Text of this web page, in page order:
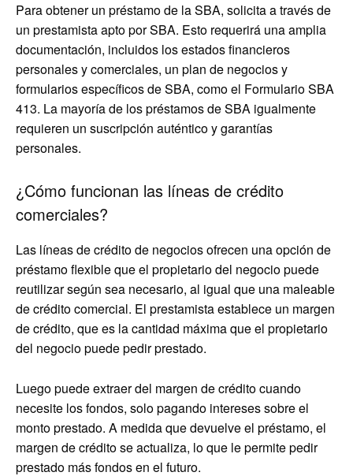
Para obtener un préstamo de la SBA, solicita a través de
un prestamista apto por SBA. Esto requerirá una amplia
documentación, incluidos los estados financieros
personales y comerciales, un plan de negocios y
formularios específicos de SBA, como el Formulario SBA
413. La mayoría de los préstamos de SBA igualmente
requieren un suscripción auténtico y garantías
personales.
¿Cómo funcionan las líneas de crédito
comerciales?
Las líneas de crédito de negocios ofrecen una opción de
préstamo flexible que el propietario del negocio puede
reutilizar según sea necesario, al igual que una maleable
de crédito comercial. El prestamista establece un margen
de crédito, que es la cantidad máxima que el propietario
del negocio puede pedir prestado.
Luego puede extraer del margen de crédito cuando
necesite los fondos, solo pagando intereses sobre el
monto prestado. A medida que devuelve el préstamo, el
margen de crédito se actualiza, lo que le permite pedir
prestado más fondos en el futuro.